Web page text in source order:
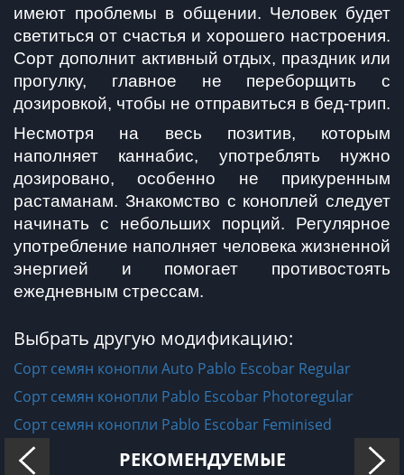
имеют проблемы в общении. Человек будет
светиться от счастья и хорошего настроения.
Сорт дополнит активный отдых, праздник или
прогулку, главное не переборщить с
дозировкой, чтобы не отправиться в бед-трип.
Несмотря на весь позитив, которым
наполняет каннабис, употреблять нужно
дозировано, особенно не прикуренным
растаманам. Знакомство с коноплей следует
начинать с небольших порций. Регулярное
употребление наполняет человека жизненной
энергией и помогает противостоять
ежедневным стрессам.
Выбрать другую модификацию:
Сорт семян конопли Auto Pablo Escobar Regular
Сорт семян конопли Pablo Escobar Photoregular
Сорт семян конопли Pablo Escobar Feminised
РЕКОМЕНДУЕМЫЕ